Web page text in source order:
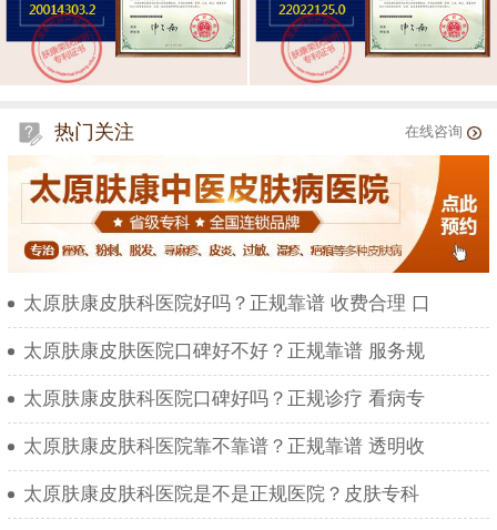
热门关注 在线咨询
太原肤康皮肤科医院好吗？正规靠谱 收费合理 口
太原肤康皮肤医院口碑好不好？正规靠谱 服务规
太原肤康皮肤科医院口碑好吗？正规诊疗 看病专
太原肤康皮肤科医院靠不靠谱？正规靠谱 透明收
太原肤康皮肤科医院是不是正规医院？皮肤专科